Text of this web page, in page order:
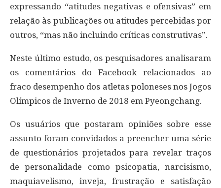
expressando “atitudes negativas e ofensivas” em
relação às publicações ou atitudes percebidas por
outros, “mas não incluindo críticas construtivas”.
Neste último estudo, os pesquisadores analisaram
os comentários do Facebook relacionados ao
fraco desempenho dos atletas poloneses nos Jogos
Olímpicos de Inverno de 2018 em Pyeongchang.
Os usuários que postaram opiniões sobre esse
assunto foram convidados a preencher uma série
de questionários projetados para revelar traços
de personalidade como psicopatia, narcisismo,
maquiavelismo, inveja, frustração e satisfação